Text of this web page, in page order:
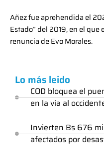
Añez fue aprehendida el
Estado” del 2019, en el
renuncia de Evo Morales.
Lo más leido
COD bloquea el
en la vía al
Invierten Bs 676
afectados por